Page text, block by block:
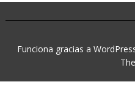
Funciona gracias a